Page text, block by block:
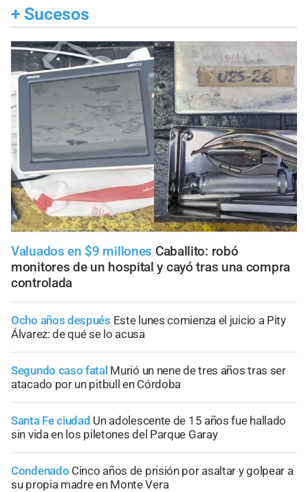
+ Sucesos
Valuados en $9 millones Caballito: robó
monitores de un hospital y cayó tras una compra
controlada
Ocho años después Este lunes comienza el juicio a Pity
Álvarez: de qué se lo acusa
Segundo caso fatal Murió un nene de tres años tras ser
atacado por un pitbull en Córdoba
Santa Fe ciudad Un adolescente de 15 años fue hallado
sin vida en los piletones del Parque Garay
Condenado Cinco años de prisión por asaltar y golpear a
su propia madre en Monte Vera